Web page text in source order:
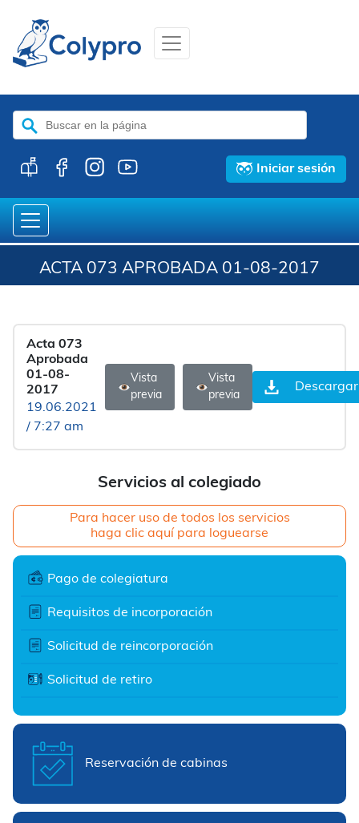
Buscar:
Iniciar sesión
ACTA 073 APROBADA 01-08-2017
Servicios al colegiado
Para hacer uso de todos los servicios
haga clic aquí para loguearse
Pago de colegiatura
Requisitos de incorporación
Solicitud de reincorporación
Solicitud de retiro
Reservación de cabinas
Acta 073
Aprobada
01-08-
2017
19.06.2021
/ 7:27 am
Vista
previa
Vista
previa
Descargar